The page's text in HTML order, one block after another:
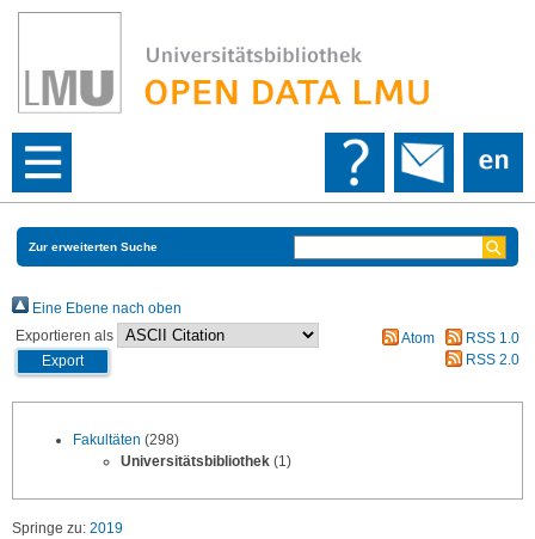
Zur erweiterten Suche
Eine Ebene nach oben
Exportieren als
Atom
RSS 1.0
RSS 2.0
Fakultäten (298)
Universitätsbibliothek (1)
Springe zu: 2019